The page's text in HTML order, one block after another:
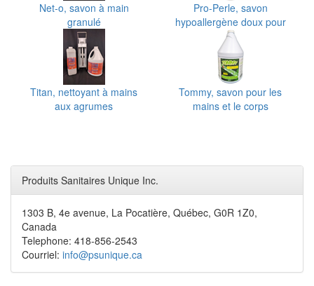
Net-o, savon à main
granulé
Pro-Perle, savon
hypoallergène doux pour
les mains
Titan, nettoyant à mains
aux agrumes
Tommy, savon pour les
mains et le corps
Produits Sanitaires Unique Inc.
1303 B, 4e avenue, La Pocatière, Québec, G0R 1Z0,
Canada
Telephone: 418-856-2543
Courriel: info@psunique.ca